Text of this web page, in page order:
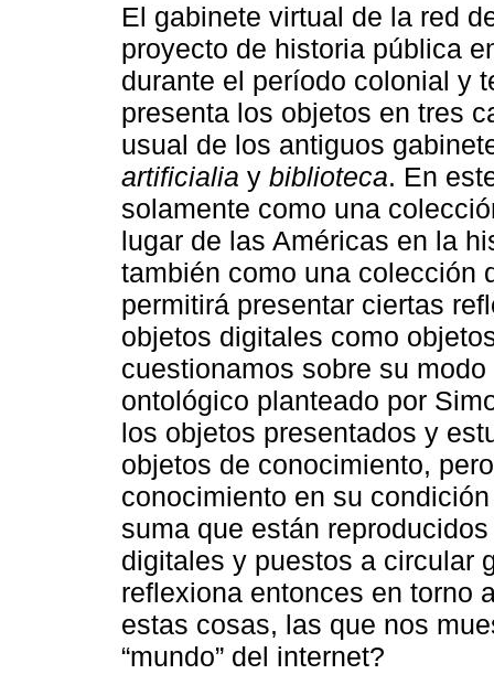
El gabinete virtual de la red
proyecto de historia pública
durante el período colonial y
presenta los objetos en tres
usual de los antiguos
artificialia y biblioteca. En
solamente como una
lugar de las Américas en la
también como una colección
permitirá presentar ciertas
objetos digitales como
cuestionamos sobre su
ontológico planteado por
los objetos presentados y
objetos de conocimiento,
conocimiento en su
suma que están
digitales y puestos a circular
reflexiona entonces en torno
estas cosas, las que nos
“mundo” del internet?